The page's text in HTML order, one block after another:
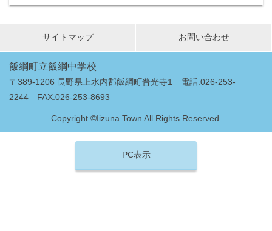
サイトマップ お問い合わせ
飯綱町立飯綱中学校
〒389-1206 長野県上水内郡飯綱町普光寺1 電話:026-253-
2244 FAX:026-253-8693
Copyright ©Iizuna Town All Rights Reserved.
PC表示